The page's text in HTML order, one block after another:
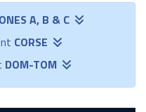
A, B & C
CORSE
DOM-TOM